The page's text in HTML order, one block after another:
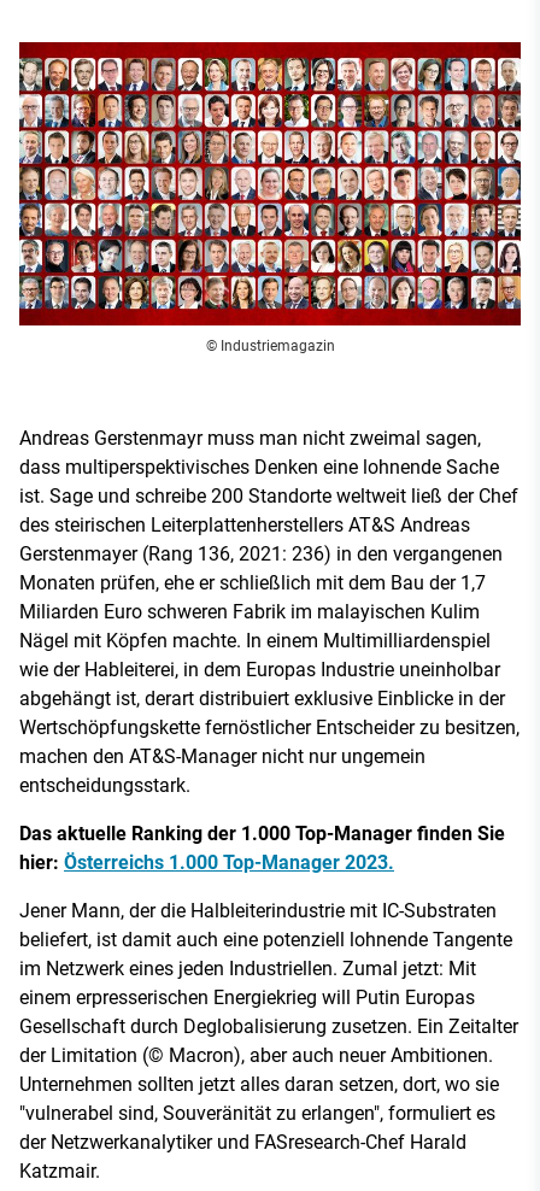
© Industriemagazin
Andreas Gerstenmayr muss man nicht zweimal sagen,
dass multiperspektivisches Denken eine lohnende Sache
ist. Sage und schreibe 200 Standorte weltweit ließ der Chef
des steirischen Leiterplattenherstellers AT&S Andreas
Gerstenmayer (Rang 136, 2021: 236) in den vergangenen
Monaten prüfen, ehe er schließlich mit dem Bau der 1,7
Miliarden Euro schweren Fabrik im malayischen Kulim
Nägel mit Köpfen machte. In einem Multimilliardenspiel
wie der Hableiterei, in dem Europas Industrie uneinholbar
abgehängt ist, derart distribuiert exklusive Einblicke in der
Wertschöpfungskette fernöstlicher Entscheider zu besitzen,
machen den AT&S-Manager nicht nur ungemein
entscheidungsstark.
Das aktuelle Ranking der 1.000 Top-Manager finden Sie
hier: Österreichs 1.000 Top-Manager 2023.
Jener Mann, der die Halbleiterindustrie mit IC-Substraten
beliefert, ist damit auch eine potenziell lohnende Tangente
im Netzwerk eines jeden Industriellen. Zumal jetzt: Mit
einem erpresserischen Energiekrieg will Putin Europas
Gesellschaft durch Deglobalisierung zusetzen. Ein Zeitalter
der Limitation (© Macron), aber auch neuer Ambitionen.
Unternehmen sollten jetzt alles daran setzen, dort, wo sie
"vulnerabel sind, Souveränität zu erlangen", formuliert es
der Netzwerkanalytiker und FASresearch-Chef Harald
Katzmair.